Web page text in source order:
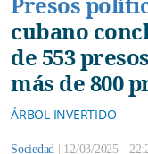
cubano
de 553
más de 800
ÁRBOL INVERTIDO
Sociedad | 12/03/2025 -